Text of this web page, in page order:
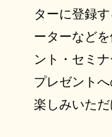
ターに登録
ーターなど
ント・セミ
プレゼント
楽しみいただ